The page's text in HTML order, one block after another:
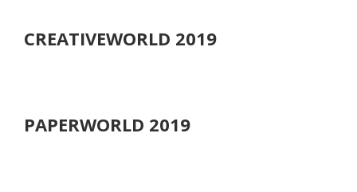
CREATIVEWORLD 2019
PAPERWORLD 2019